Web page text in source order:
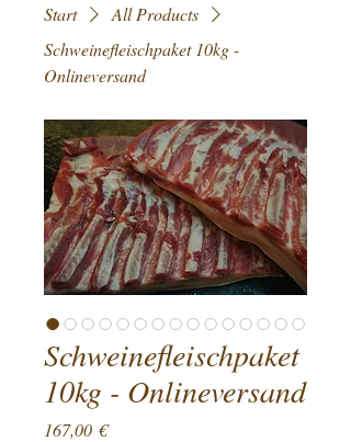
Start
All Products
Schweinefleischpaket 10kg -
Onlineversand
Schweinefleischpaket
10kg - Onlineversand
167,00 €Preis